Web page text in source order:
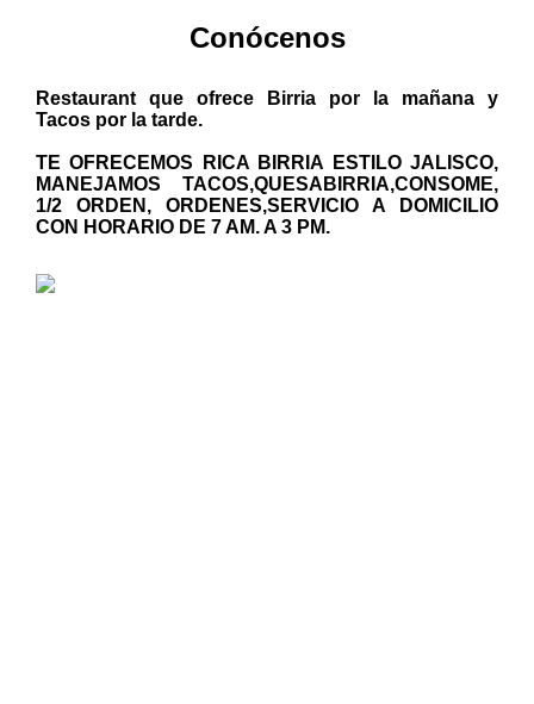
Conócenos
Restaurant que ofrece Birria por la mañana y
Tacos por la tarde.
TE OFRECEMOS RICA BIRRIA ESTILO JALISCO,
MANEJAMOS TACOS,QUESABIRRIA,CONSOME,
1/2 ORDEN, ORDENES,SERVICIO A DOMICILIO
CON HORARIO DE 7 AM. A 3 PM.